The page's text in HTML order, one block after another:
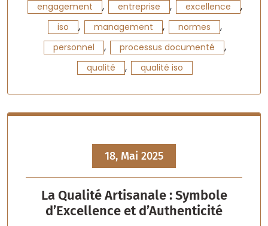
engagement , entreprise , excellence ,
iso , management , normes ,
personnel , processus documenté ,
qualité , qualité iso
18, Mai 2025
La Qualité Artisanale : Symbole
d’Excellence et d’Authenticité